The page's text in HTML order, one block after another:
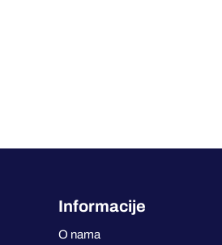
Informacije
O nama